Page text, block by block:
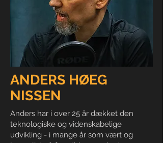
ANDERS HØEG
NISSEN
Anders har i over 25 år dækket den
teknologiske og videnskabelige
udvikling - i mange år som vært og